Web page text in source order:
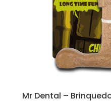
Mr Dental –